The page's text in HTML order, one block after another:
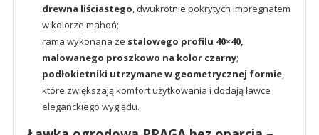
drewna liściastego, dwukrotnie pokrytych impregnatem
w kolorze mahoń;
rama wykonana ze stalowego profilu 40×40,
malowanego proszkowo na kolor czarny;
podłokietniki utrzymane w geometrycznej formie,
które zwiększają komfort użytkowania i dodają ławce
eleganckiego wyglądu.